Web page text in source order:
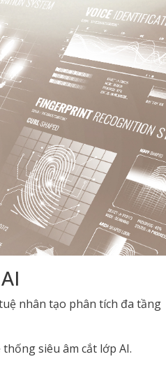
nhân tạo phân tích đa tầng
siêu âm cắt lớp AI.